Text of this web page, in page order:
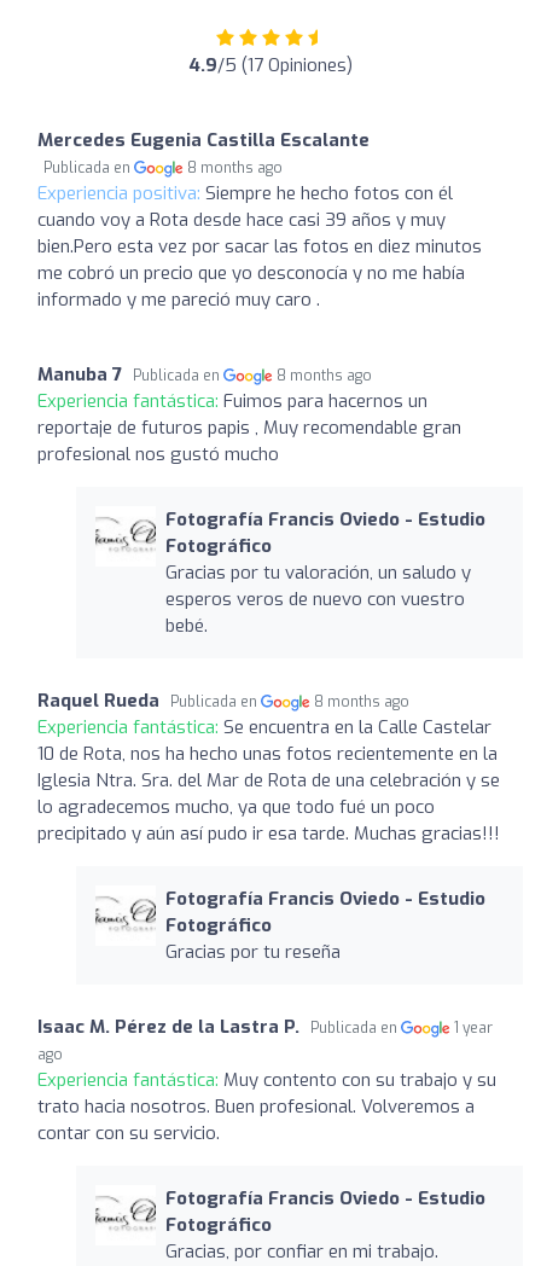
4.9/5 (17 Opiniones)
Mercedes Eugenia Castilla Escalante
Publicada en 8 months ago
Experiencia positiva: Siempre he hecho fotos con él
cuando voy a Rota desde hace casi 39 años y muy
bien.Pero esta vez por sacar las fotos en diez minutos
me cobró un precio que yo desconocía y no me había
informado y me pareció muy caro .
Manuba 7 Publicada en 8 months ago
Experiencia fantástica: Fuimos para hacernos un
reportaje de futuros papis , Muy recomendable gran
profesional nos gustó mucho
Fotografía Francis Oviedo - Estudio
Fotográfico
Gracias por tu valoración, un saludo y
esperos veros de nuevo con vuestro
bebé.
Raquel Rueda Publicada en 8 months ago
Experiencia fantástica: Se encuentra en la Calle Castelar
10 de Rota, nos ha hecho unas fotos recientemente en la
Iglesia Ntra. Sra. del Mar de Rota de una celebración y se
lo agradecemos mucho, ya que todo fué un poco
precipitado y aún así pudo ir esa tarde. Muchas gracias!!!
Fotografía Francis Oviedo - Estudio
Fotográfico
Gracias por tu reseña
Isaac M. Pérez de la Lastra P. Publicada en
1 year
ago
Experiencia fantástica: Muy contento con su trabajo y su
trato hacia nosotros. Buen profesional. Volveremos a
contar con su servicio.
Fotografía Francis Oviedo - Estudio
Fotográfico
Gracias, por confiar en mi trabajo.